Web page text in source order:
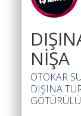
arayanlar
Aracına
arayanlar
NİŞA
OTOKAR
DIŞINA